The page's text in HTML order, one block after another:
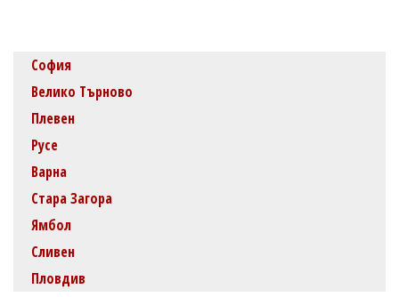
София
Велико Търново
Плевен
Русе
Варна
Стара Загора
Ямбол
Сливен
Пловдив